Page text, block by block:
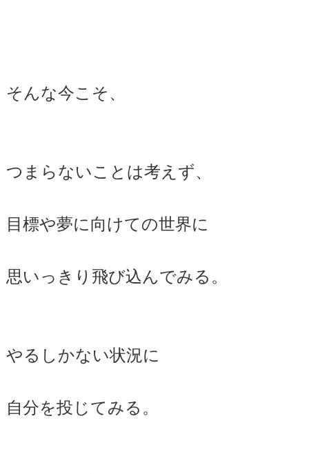
そんな今こそ、
つまらないことは考えず、
目標や夢に向けての世界に
思いっきり飛び込んでみる。
やるしかない状況に
自分を投じてみる。